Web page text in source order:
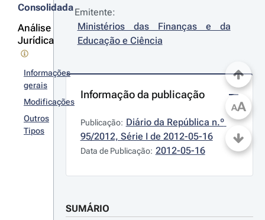
Consolidada
Análise
Jurídica
Informações
gerais
Modificações
Outros
Tipos
Emitente:
Ministérios das Finanças e da
Educação e Ciência
Informação da publicação
Publicação: Diário da República n.º
95/2012, Série I de 2012-05-16
Data de Publicação: 2012-05-16
SUMÁRIO
AA